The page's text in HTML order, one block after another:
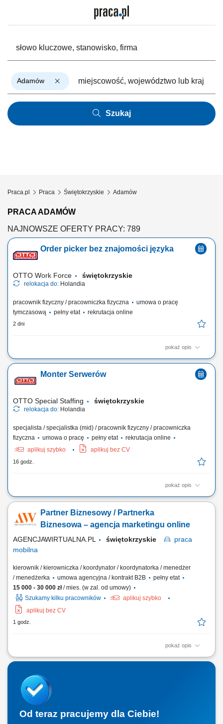
Adamów
Szukaj
Praca.pl Praca Świętokrzyskie Adamów
PRACA ADAMÓW
NAJNOWSZE OFERTY PRACY: 789
Order picker bez znajomości języka
OTTO Work Force świętokrzyskie
relokacja do: Holandia
pracownik fizyczny / pracowniczka fizyczna
umowa o pracę
tymczasową
pełny etat rekrutacja online
2 dni
pokaż opis
Twoje codzienne zadania Kompletujesz i przygotowujesz zamówienia
supermarketowe. Będziesz: Kompletować produkty przy użyciu skanera
ręcznego lub systemu voice picking Sprawdzać, czy wybierasz właściwy
produkt, w odpowiedniej ilości i jakości Pakować zamówienia tak, aby
Monter Serwerów
OTTO Special Staffing świętokrzyskie
relokacja do: Holandia
specjalista / specjalistka (mid) / pracownik fizyczny / pracowniczka
fizyczna
umowa o pracę pełny etat
rekrutacja online
aplikuj szybko
aplikuj bez CV
16 godz.
pokaż opis
Praca w firmie oznacza pracę w szybko rozwijającej się,
środowiska, w którym liczą się innowacje i rozwój. Jasne procesy i
praca zespołowa pomagają ludziom skutecznie współpracować. Masz
Partner Biznesowy / Partnerka
Biznesowa – agencja marketingu online
AGENCJAWIRTUALNA.PL świętokrzyskie
praca
mobilna
kierownik / kierowniczka / koordynator / koordynatorka / menedżer
/ menedżerka
umowa agencyjna / kontrakt B2B
pełny etat
15 000 - 30 000 zł/ mies. (w zal. od umowy)
Szukamy kilku pracowników
aplikuj szybko
aplikuj bez CV
1 godz.
pokaż opis
Zakres działania: rozwijanie własnej działalności w branży marketingu
biznesowych i budowanie długofalowych relacji; sprzedaż usług takich
jak: strony internetowe, sklepy online, SEO/SEM, kampanie social
media, materiały...
Od teraz pracujemy dla Ciebie!